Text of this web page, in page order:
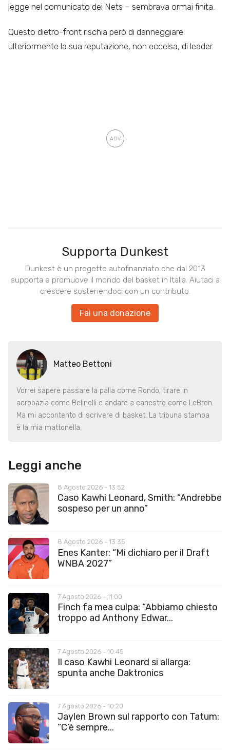
legge nel comunicato dei Nets – sembrava ormai finita.
Questo dietro-front rischia però di danneggiare
ulteriormente la sua reputazione, non eccelsa, di leader.
Supporta Dunkest
Dunkest è un progetto autofinanziato che dal 2013
supporta e promuove il mondo del basket in Italia. Aiutaci a
crescere sostenendoci con un contributo.
Fai una donazione
Matteo Bettoni
Vorrei sapere passare la palla come Rondo, tirare in
acrobazia come Belinelli e andare a canestro come LeBron.
Ma mi accontento di scrivere di basket. La tribuna stampa
è la mia mattonella.
Leggi anche
8 Agosto 2026 - 13:52
Caso Kawhi Leonard, Smith: “Andrebbe
sospeso per un anno”
8 Agosto 2026 - 13:35
Enes Kanter: “Mi dichiaro per il Draft
WNBA 2027”
7 Agosto 2026 - 11:00
Finch fa mea culpa: “Abbiamo chiesto
troppo ad Anthony Edwar...
7 Agosto 2026 - 10:45
Il caso Kawhi Leonard si allarga:
spunta anche Daktronics
7 Agosto 2026 - 10:20
Jaylen Brown sul rapporto con Tatum:
“C’è sempre...